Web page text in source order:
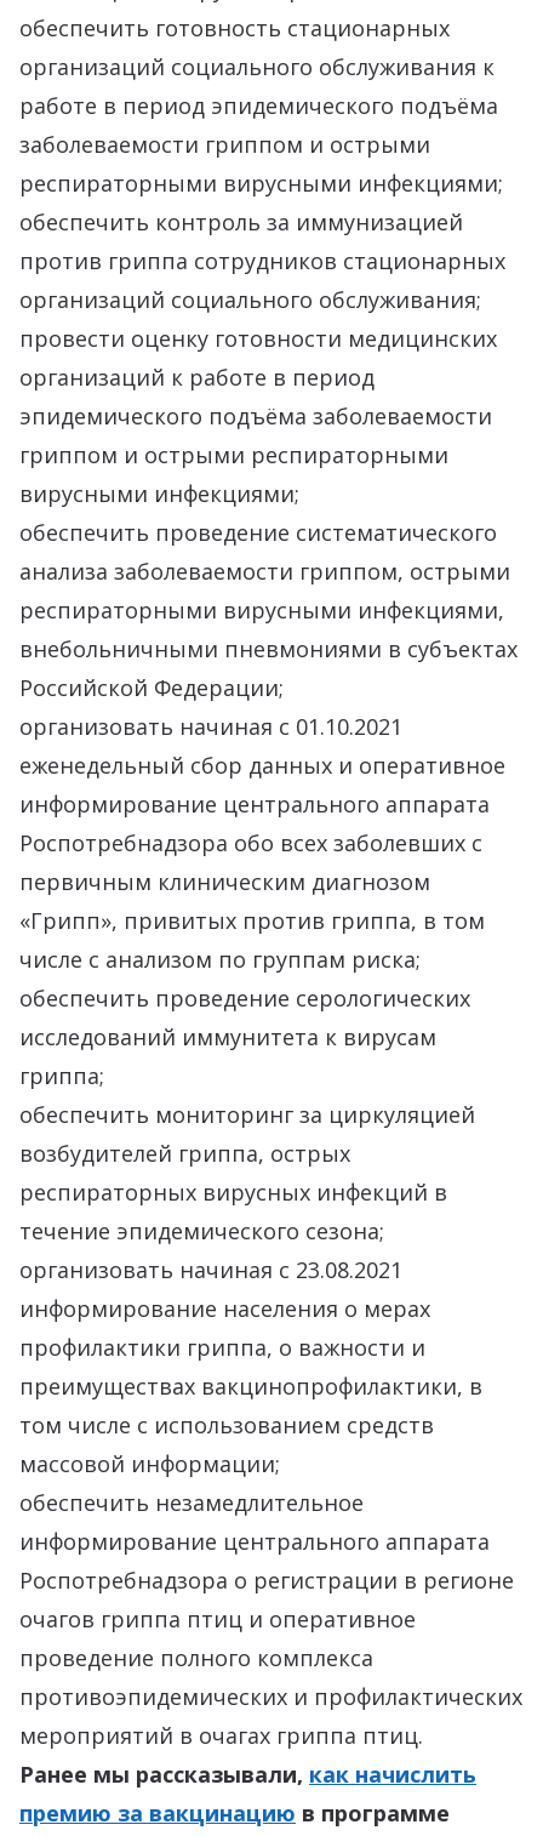
обеспечить готовность стационарных
организаций социального обслуживания к
работе в период эпидемического подъёма
заболеваемости гриппом и острыми
респираторными вирусными инфекциями;
обеспечить контроль за иммунизацией
против гриппа сотрудников стационарных
организаций социального обслуживания;
провести оценку готовности медицинских
организаций к работе в период
эпидемического подъёма заболеваемости
гриппом и острыми респираторными
вирусными инфекциями;
обеспечить проведение систематического
анализа заболеваемости гриппом, острыми
респираторными вирусными инфекциями,
внебольничными пневмониями в субъектах
Российской Федерации;
организовать начиная с 01.10.2021
еженедельный сбор данных и оперативное
информирование центрального аппарата
Роспотребнадзора обо всех заболевших с
первичным клиническим диагнозом
«Грипп», привитых против гриппа, в том
числе с анализом по группам риска;
обеспечить проведение серологических
исследований иммунитета к вирусам
гриппа;
обеспечить мониторинг за циркуляцией
возбудителей гриппа, острых
респираторных вирусных инфекций в
течение эпидемического сезона;
организовать начиная с 23.08.2021
информирование населения о мерах
профилактики гриппа, о важности и
преимуществах вакцинопрофилактики, в
том числе с использованием средств
массовой информации;
обеспечить незамедлительное
информирование центрального аппарата
Роспотребнадзора о регистрации в регионе
очагов гриппа птиц и оперативное
проведение полного комплекса
противоэпидемических и профилактических
мероприятий в очагах гриппа птиц.
Ранее мы рассказывали, как начислить
премию за вакцинацию в программе